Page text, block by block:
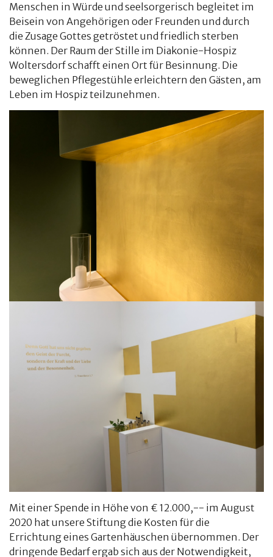
Menschen in Würde und seelsorgerisch begleitet im
Beisein von Angehörigen oder Freunden und durch
die Zusage Gottes getröstet und friedlich sterben
können. Der Raum der Stille im Diakonie-Hospiz
Woltersdorf schafft einen Ort für Besinnung. Die
beweglichen Pflegestühle erleichtern den Gästen, am
Leben im Hospiz teilzunehmen.
Mit einer Spende in Höhe von € 12.000,-- im August
2020 hat unsere Stiftung die Kosten für die
Errichtung eines Gartenhäuschen übernommen. Der
dringende Bedarf ergab sich aus der Notwendigkeit,